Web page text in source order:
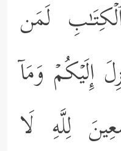
لَمَن
إِلَیۡكُمۡ وَمَاۤ
لِلَّهِ لَا